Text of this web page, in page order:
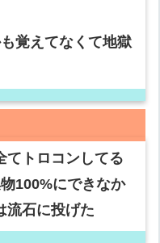
覚えてなくて地獄
てトロコンしてる
100%にできなか
流石に投げた